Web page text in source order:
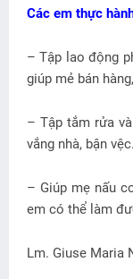
Các em thực
– Tập lao động
giúp mẻ bán
– Tập tắm rửa
vắng nhà, bận vệc.
– Giúp mẹ nấu
em có thể làm
Lm. Giuse Maria